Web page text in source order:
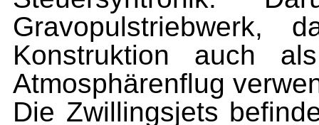
Gravopulstriebwerk,
Konstruktion auch
Atmosphärenflug
Die Zwillingsjets